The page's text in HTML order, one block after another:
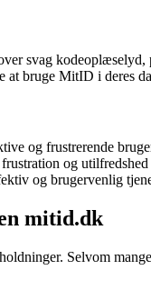
svag
at bruge MitID i deres
og frustrerende
og
og brugervenlig
mitid.dk
Selvom